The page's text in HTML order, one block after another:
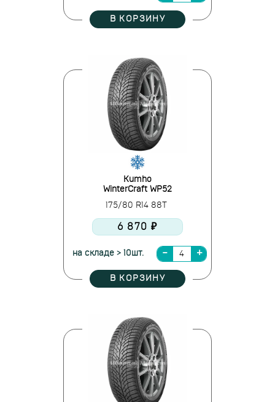
В КОРЗИНУ
Kumho
WinterCraft WP52
175/80 R14 88T
6 870 ₽
на складе > 10шт.
В КОРЗИНУ